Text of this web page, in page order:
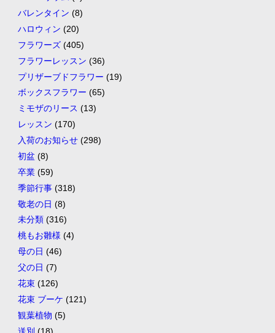
バレンタイン (8)
ハロウィン (20)
フラワーズ(405)
フラワーレッスン (36)
プリザーブドフラワー (19)
ボックスフラワー (65)
ミモザのリース (13)
レッスン (170)
入荷のお知らせ(298)
初盆 (8)
卒業(59)
季節行事(318)
敬老の日 (8)
未分類(316)
桃もお雛様 (4)
母の日 (46)
父の日 (7)
花束(126)
花束 ブーケ (121)
観葉植物 (5)
送別 (18)